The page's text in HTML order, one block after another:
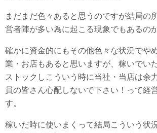
まだまだ色々あると思うのですが結局の
営者陣が多い為に起こる現象でもあるの
確かに資金的にもその他色々な状況でや
業・お店もあると思いますが、稼いでい
ストックしこういう時に当社・当店は余
員の皆さん心配しないで下さい！って経
す。
稼いだ時に使いまくって結局こういう状